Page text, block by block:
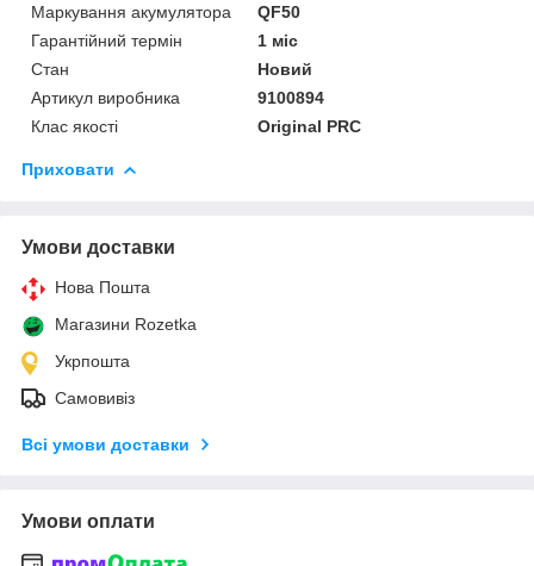
Маркування акумулятора
QF50
Гарантійний термін
1 міс
Стан
Новий
Артикул виробника
9100894
Клас якості
Original PRC
Приховати
Умови доставки
Нова Пошта
Магазини Rozetka
Укрпошта
Самовивіз
Всі умови доставки
Умови оплати